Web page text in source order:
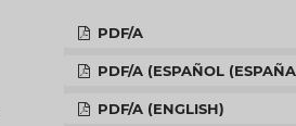
PDF/A
PDF/A (ESPAÑOL
PDF/A (ENGLISH)